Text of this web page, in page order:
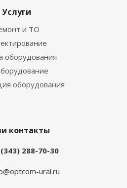
Услуги
и ТО
оборудования
оборудования
контакты
288-70-30
ural.ru